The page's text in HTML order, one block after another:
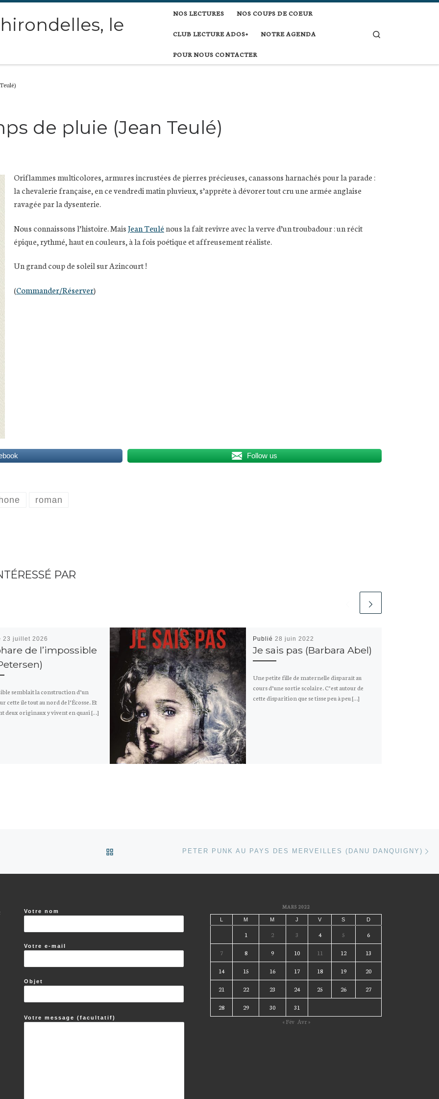
le
NOS LECTURES NOS COUPS DE COEUR
CLUB LECTURE ADOS+ NOTRE AGENDA
POUR NOUS CONTACTER
de pluie (Jean Teulé)
Oriflammes multicolores, armures incrustées de pierres précieuses, canassons harnachés pour la parade :
la chevalerie française, en ce vendredi matin pluvieux, s’apprête à dévorer tout cru une armée anglaise
ravagée par la dysenterie.
Nous connaissons l’histoire. MaisJean Teulénous la fait revivre avec la verve d’un troubadour : un récit
épique, rythmé, haut en couleurs, à la fois poétique et affreusement réaliste.
Un grand coup de soleil sur Azincourt !
(Commander/Réserver)
Follow us
roman
PAR
23 juillet 2026
de l’impossible
semblait la construction d’un
cette île tout au nord de l’Écosse. Et
deux originaux y vivent en quasi […]
Publié 28 juin 2022
Je sais pas (Barbara Abel)
Une petite fille de maternelle disparaît au
cours d’une sortie scolaire. C’est autour de
cette disparition que se tisse peu à peu […]
RETOUR À LA LISTE DES ARTICLES
PETER PUNK AU PAYS DES MERVEILLES (DANU DANQUIGNY)
Votre nom
Votre e-mail
Objet
Votre message (facultatif)
MARS 2022
M M J V S D
1 2 3 4 5 6
7 8 9 10 11 12 13
14 15 16 17 18 19 20
21 22 23 24 25 26 27
28 29 30
31
« Fév Avr »